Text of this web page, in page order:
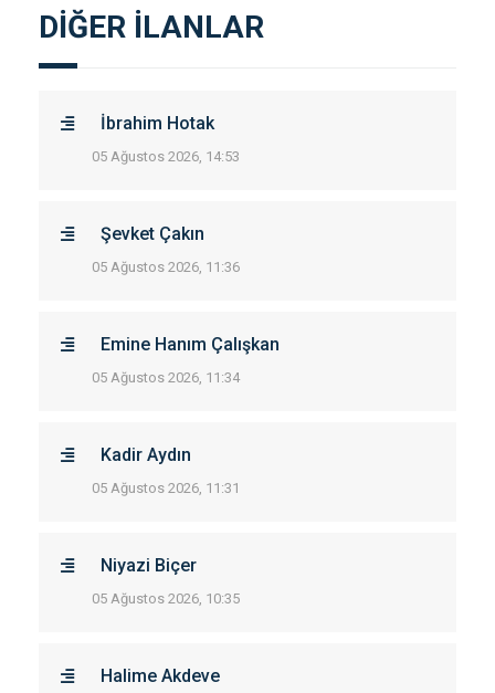
DİĞER İLANLAR
İbrahim Hotak
05 Ağustos 2026, 14:53
Şevket Çakın
05 Ağustos 2026, 11:36
Emine Hanım Çalışkan
05 Ağustos 2026, 11:34
Kadir Aydın
05 Ağustos 2026, 11:31
Niyazi Biçer
05 Ağustos 2026, 10:35
Halime Akdeve